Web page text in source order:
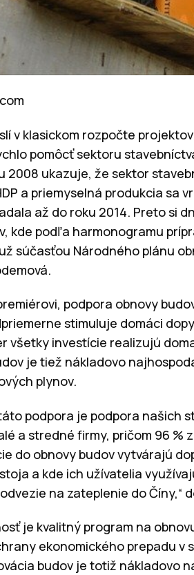
v klasickom rozpočte
pomôcť sektoru
2008 ukazuje, že sektor
a priemyselná produkcia sa
až do roku 2014. Preto si
kde podľa harmonogramu
súčasťou Národného plánu
podpora obnovy
stimuluje domáci
všetky investície realizujú
je tiež nákladovo
plynov.
podpora je podpora našich
a stredné firmy, pričom 96 %
do obnovy budov vytvárajú
a kde ich užívatelia
na zateplenie do Číny,“
je kvalitný program na
ekonomického prepadu
budov je totiž nákladovo